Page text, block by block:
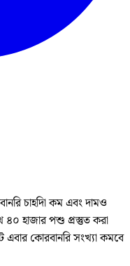
চাহদিা কম এবং দামও
হাজার পশু প্রস্তুত করা
এবার কোরবানরি সংখ্যা কমবে